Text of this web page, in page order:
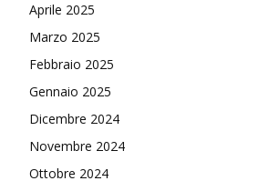
Aprile 2025
Marzo 2025
Febbraio 2025
Gennaio 2025
Dicembre 2024
Novembre 2024
Ottobre 2024